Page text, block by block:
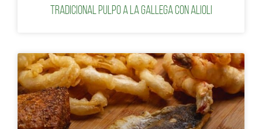
Tradicional pulpo a la gallega con alioli